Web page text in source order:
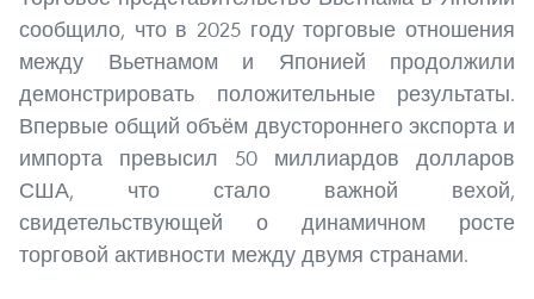
сообщило, что в 2025 году торговые отношения
между Вьетнамом и Японией продолжили
демонстрировать положительные результаты.
Впервые общий объём двустороннего экспорта и
импорта превысил 50 миллиардов долларов
США, что стало важной вехой,
свидетельствующей о динамичном росте
торговой активности между двумя странами.